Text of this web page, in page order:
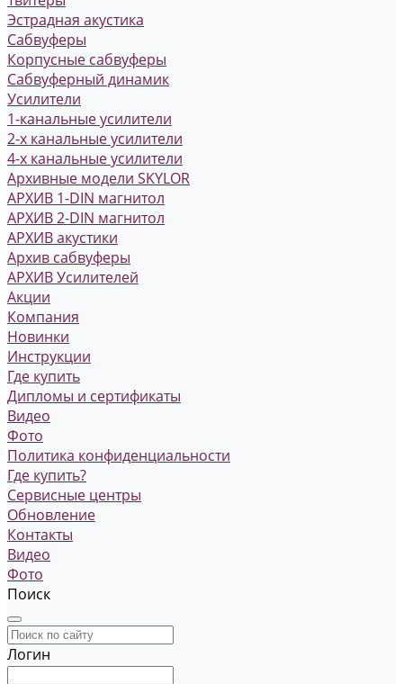
Эстрадная акустика
Сабвуферы
Корпусные сабвуферы
Сабвуферный динамик
Усилители
1-канальные усилители
2-х канальные усилители
4-х канальные усилители
Архивные модели SKYLOR
АРХИВ 1-DIN магнитол
АРХИВ 2-DIN магнитол
АРХИВ акустики
Архив сабвуферы
АРХИВ Усилителей
Акции
Компания
Новинки
Инструкции
Где купить
Дипломы и сертификаты
Видео
Фото
Политика конфиденциальности
Где купить?
Сервисные центры
Обновление
Контакты
Видео
Фото
Поиск
Логин